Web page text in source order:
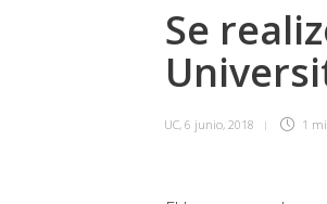
Se
UC, 6 junio, 2018 1